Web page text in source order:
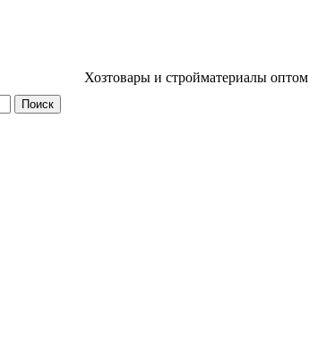
Хозтовары и стройматериалы оптом